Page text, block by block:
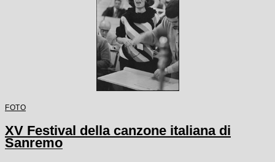
FOTO
XV Festival della canzone italiana di
Sanremo